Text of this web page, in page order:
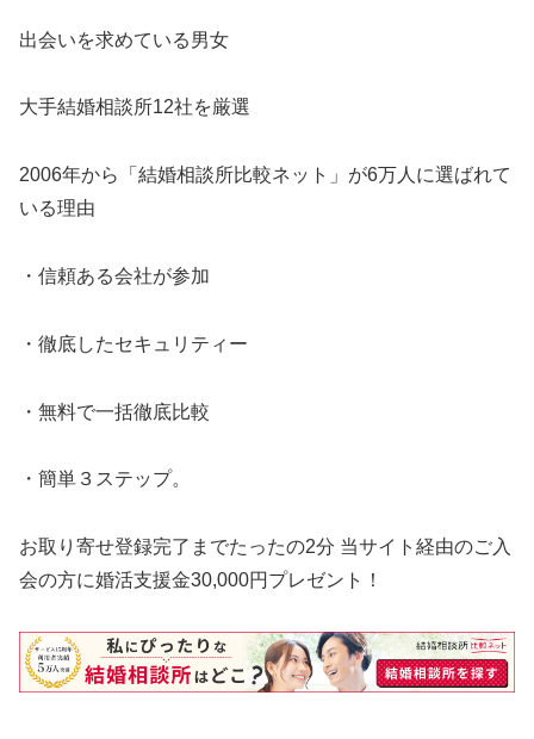
出会いを求めている男女
大手結婚相談所12社を厳選
2006年から「結婚相談所比較ネット」が6万人に選ばれて
いる理由
・信頼ある会社が参加
・徹底したセキュリティー
・無料で一括徹底比較
・簡単３ステップ。
お取り寄せ登録完了までたったの2分 当サイト経由のご入
会の方に婚活支援金30,000円プレゼント！